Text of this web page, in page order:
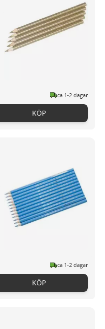
ca 1-2 dagar
KÖP
ca 1-2 dagar
KÖP